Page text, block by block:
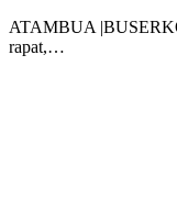
ATAMBUA
rapat,…